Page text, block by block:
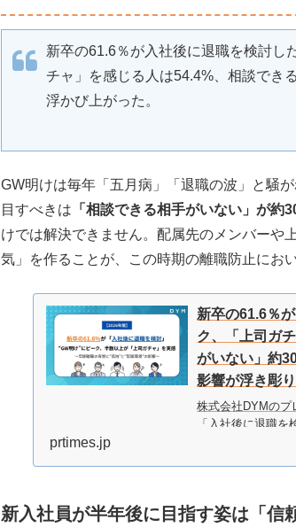
新卒の61.6％が入社後に退職を検討し
チャ」を感じる人は54.4%、相談でき
浮かび上がった。
GW明けは毎年「五月病」「退職の波」と騒
目すべきは 「相談できる相手がいない」が約
けでは解決できません。配属先のメンバーや
気」を作ることが、この時期の離職防止にお
新卒の61.6％
ク、「上司ガ
がいない」約
影響が浮き彫
株式会社DYMのプ
「入社後に退職
prtimes.jp
新入社員が半年後に目指す姿は「信